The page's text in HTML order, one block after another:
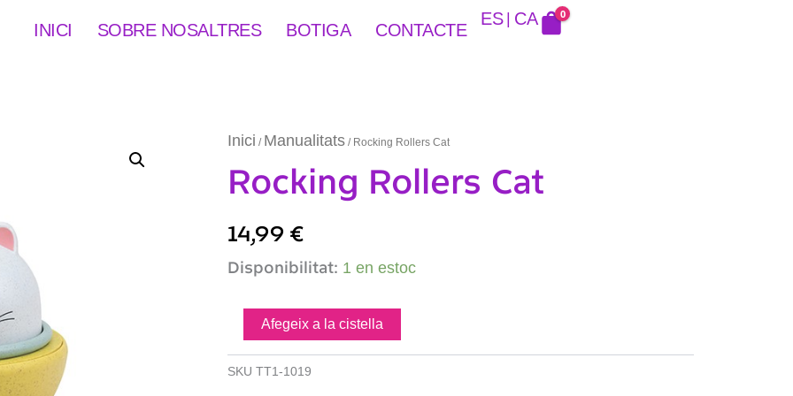
INICI SOBRE NOSALTRES BOTIGA CONTACTE
ES CA 0
Inici / Manualitats/ Rocking Rollers Cat
Rocking Rollers Cat
14,99 €
Disponibilitat: 1 en estoc
quantitat
Rollers
Afegeix a la cistella
SKU TT1-1019